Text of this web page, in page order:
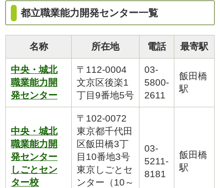
都立職業能力開発センター一覧
名称 所在地 電話 最寄駅
中央・城北
職業能力開
発センター
〒112-0004
文京区後楽1
丁目9番地5号
03-
5800-
2611
飯田橋
駅
中央・城北
職業能力開
発センター
しごとセン
ター校
〒102-0072
東京都千代田
区飯田橋3丁
目10番地3号
東京しごとセ
ンター（10～
03-
5211-
8181
飯田橋
駅